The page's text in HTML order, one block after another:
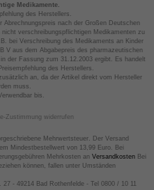
Medikamente.
des Herstellers.
nach der Großen Deutschen
verschreibungspflichtigen Medikamenten zu
bei Verschreibung des Medikaments an Kinder
V aus dem Abgabepreis des pharmazeutischen
der Fassung zum 31.12.2003 ergibt. Es handelt
des Herstellers.
an, da der Artikel direkt vom Hersteller
muss.
bis.
Zustimmung widerrufen
Mehrwertsteuer. Der Versand
Mindestbestellwert von 13,99 Euro. Bei
Mehrkosten an VersandkostenBei
können, fallen unter Umständen
- 49214 Bad Rothenfelde - Tel 0800 / 10 11